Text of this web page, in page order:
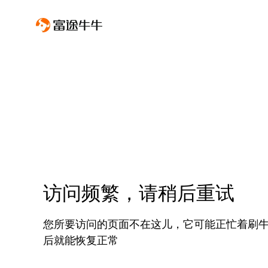
访问频繁，请稍后重试
您所要访问的页面不在这儿，它可能正忙着刷
后就能恢复正常